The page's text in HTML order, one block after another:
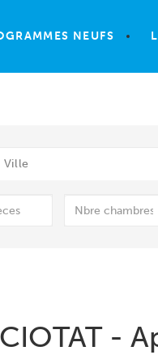
NEUFS
Ville
-